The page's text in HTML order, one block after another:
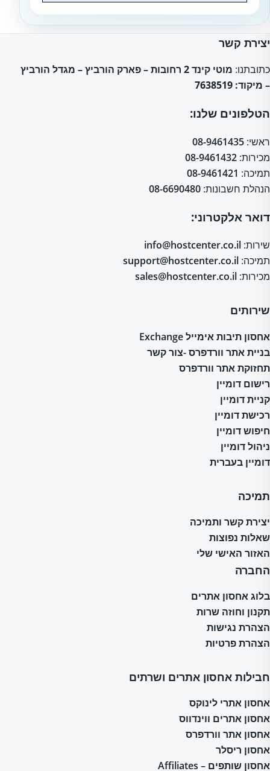
יצירת קשר
כתובתנו:
מוטי קינד 2 רחובות – פארק הורביץ – מגדל הורביץ
– מיקוד: 7638519
הטלפונים שלנו:
ראשי: 08-9461435
מכירות: 08-9461432
תמיכה: 08-9461421
הנהלת חשבונות: 08-6690480
דואר אלקטרוני:
שירות: info@hostcenter.co.il
תמיכה: support@hostcenter.co.il
מכירות: sales@hostcenter.co.il
שירותים
אחסון תיבות אימייל Exchange
בניית אתר וורדפרס -צור קשר
תחזוקת אתר וורדפרס
רישום דומיין
קניית דומיין
רכישת דומיין
חיפוש דומיין
ניהול דומיין
דומיין בעברית
תמיכה
יצירת קשר ותמיכה
שאלות נפוצות
האזור האישי שלי
החברה
בלוג אחסון אתרים
תקנון וחוזה שרות
הצהרת נגישות
הצהרת פרטיות
חבילות אחסון אתרים ושרתים
אחסון אתרי לינוקס
אחסון אתרים ווינדווס
אחסון אתר וורדפרס
אחסון ריסלר
אחסון שותפים – Affiliates